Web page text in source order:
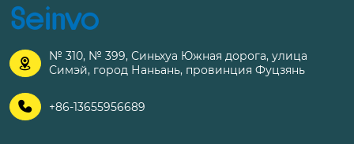

№ 310, № 399, Синьхуа Южная дорога, улица
Симэй, город Наньань, провинция Фуцзянь
 +86-13655956689